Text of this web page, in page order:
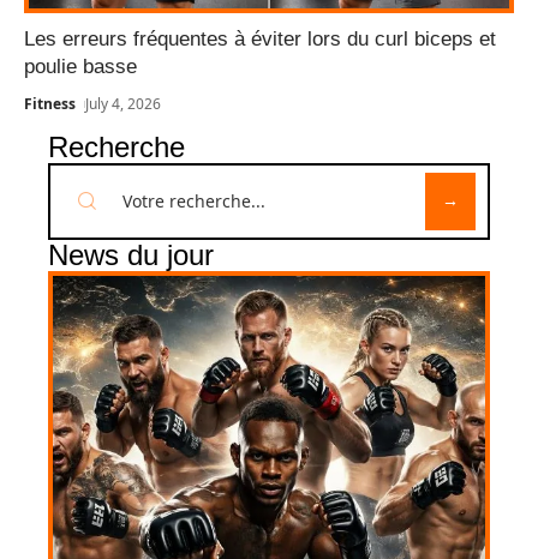
Les erreurs fréquentes à éviter lors du curl biceps et
poulie basse
Fitness July 4, 2026
Recherche
News du jour